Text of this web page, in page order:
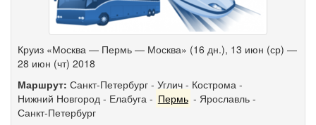
Круиз «Москва — Пермь — Москва» (16 дн.), 13 июн (ср) —
28 июн (чт) 2018
Маршрут: Санкт-Петербург - Углич - Кострома -
Нижний Новгород - Елабуга - Пермь - Ярославль-
Санкт-Петербург